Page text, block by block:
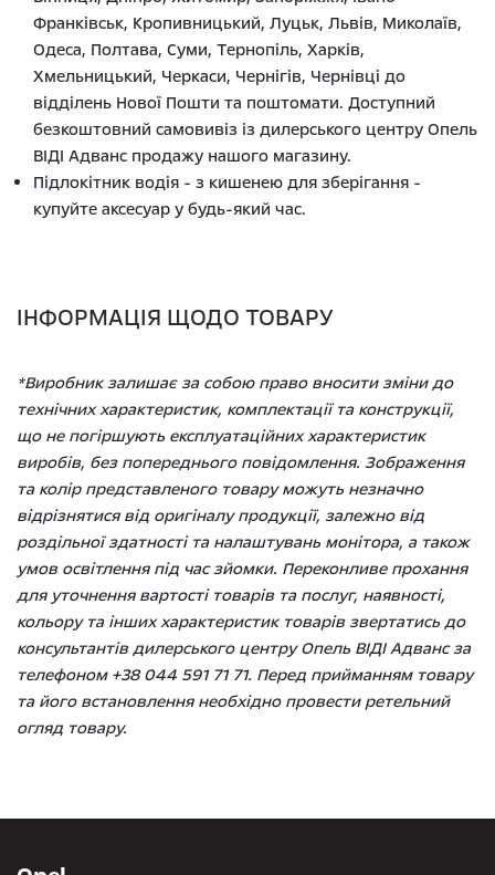
Франківськ, Кропивницький, Луцьк, Львів, Миколаїв,
Одеса, Полтава, Суми, Тернопіль, Харків,
Хмельницький, Черкаси, Чернігів, Чернівці до
відділень Нової Пошти та поштомати. Доступний
безкоштовний самовивіз із дилерського центру Опель
ВІДІ Адванс продажу нашого магазину.
Підлокітник водія - з кишенею для зберігання -
купуйте аксесуар у будь-який час.
ІНФОРМАЦІЯ ЩОДО ТОВАРУ
*Виробник залишає за собою право вносити зміни до
технічних характеристик, комплектації та конструкції,
що не погіршують експлуатаційних характеристик
виробів, без попереднього повідомлення. Зображення
та колір представленого товару можуть незначно
відрізнятися від оригіналу продукції, залежно від
роздільної здатності та налаштувань монітора, а також
умов освітлення під час зйомки. Переконливе прохання
для уточнення вартості товарів та послуг, наявності,
кольору та інших характеристик товарів звертатись до
консультантів дилерського центру Опель ВІДІ Адванс за
телефоном +38 044 591 71 71. Перед прийманням товару
та його встановлення необхідно провести ретельний
огляд товару.